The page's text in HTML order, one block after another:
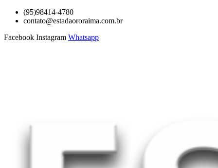
para
conteúdo
(95)98414-4780
contato@estadaororaima.com.br
Facebook Instagram Whatsapp